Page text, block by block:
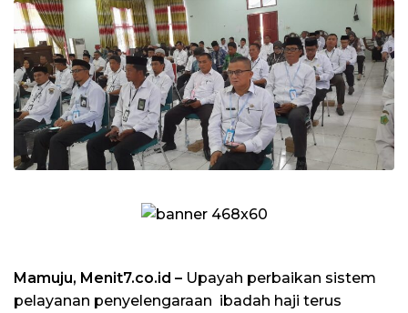
Mamuju, Menit7.co.id – Upayah perbaikan sistem
pelayanan penyelengaraan ibadah haji terus